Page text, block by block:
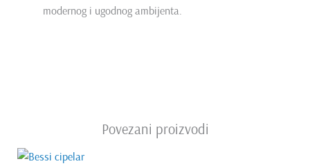
modernog i ugodnog ambijenta.
Povezani proizvodi